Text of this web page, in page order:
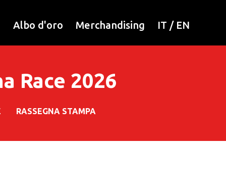
Albo d'oro Merchandising IT / EN
Race 2026
RASSEGNA STAMPA